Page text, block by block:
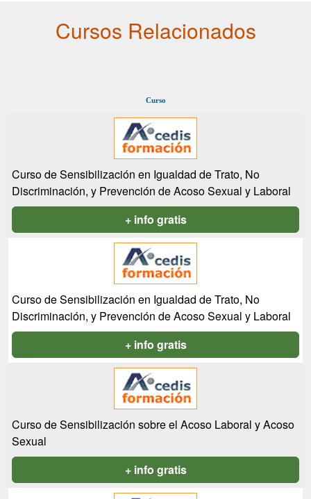
Cursos Relacionados
Curso
Curso de Sensibilización en Igualdad de Trato, No
Discriminación, y Prevención de Acoso Sexual y Laboral
+ info gratis
Curso de Sensibilización en Igualdad de Trato, No
Discriminación, y Prevención de Acoso Sexual y Laboral
+ info gratis
Curso de Sensibilización sobre el Acoso Laboral y Acoso
Sexual
+ info gratis